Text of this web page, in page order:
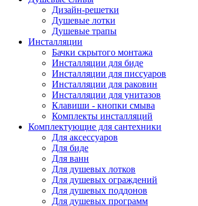
Дизайн-решетки
Душевые лотки
Душевые трапы
Инсталляции
Бачки скрытого монтажа
Инсталляции для биде
Инсталляции для писсуаров
Инсталляции для раковин
Инсталляции для унитазов
Клавиши - кнопки смыва
Комплекты инсталляций
Комплектующие для сантехники
Для аксессуаров
Для биде
Для ванн
Для душевых лотков
Для душевых ограждений
Для душевых поддонов
Для душевых программ